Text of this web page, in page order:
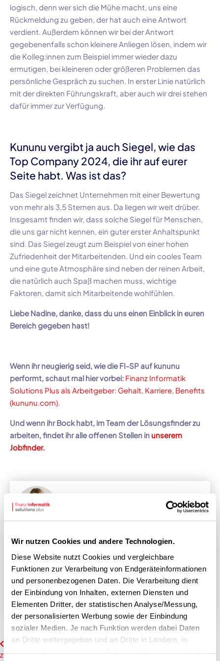
Wir nutzen Cookies und andere Technologien.
Diese Website nutzt Cookies und vergleichbare
Funktionen zur Verarbeitung von Endgeräteinformationen
und personenbezogenen Daten. Die Verarbeitung dient
der Einbindung von Inhalten, externen Diensten und
Elementen Dritter, der statistischen Analyse/Messung,
der personalisierten Werbung sowie der Einbindung
sozialer Medien. Je nach Funktion werden dabei Daten
an Dritte weitergegeben und an Dritte in Ländern, in
logisch, denn wer sich die Mühe macht, uns eine
Rückmeldung zu geben, der hat auch eine Antwort
verdient. Außerdem können wir bei der Antwort
gegebenenfalls schon kleinere Anliegen lösen, indem wir
die Kolleg:innen zum Beispiel immer wieder dazu
ermutigen, bei kleineren oder größeren Problemen das
persönliche Gespräch zu suchen. In erster Linie natürlich
mit der direkten Führungskraft, aber auch wir drei stehen
dafür immer zur Verfügung.
Kununuvergibt ja auch Siegel, wie das
Top Company 2024, die ihr auf eurer
Seite habt. Was ist das?
Das Siegel zeichnet Unternehmen mit einer Bewertung
von mehr als 3,5 Sternen aus. Da liegen wir weit drüber.
Insgesamt finden wir, dass solche Siegel für Menschen,
die uns gar nicht kennen, ein guter erster Anhaltspunkt
sind. Das Siegel zeugt zum Beispiel von einer hohen
Zufriedenheit der Mitarbeitenden. Und ein cooles Team
und eine gute Atmosphäre sind neben der reinen Arbeit,
die natürlich auch Spaß machen muss, wichtige
Faktoren, damit sich Mitarbeitende wohlfühlen.
Liebe Nadine, danke, dass du uns einen Einblick in euren
Bereich gegeben hast!
Wenn ihr neugierig seid, wie die FI-SP auf kununu
performt, schaut mal hier vorbei: Finanz Informatik
Solutions Plus als Arbeitgeber: Gehalt, Karriere, Benefits
(kununu.com).
Und wenn ihr Bock habt, im Team derLösungsfinderzu
arbeiten, findet ihr alle offenen Stellen in unserem
Jobfinder.
Nadine ist Personalerin an unserem Standort
Frankfurt. Sie kümmert sich um die Erstellung
und gezielte Platzierung von Stellenanzeigen,
sorgt für einen reibungslosen
Vertragsprozess und ist Ansprechpartnerin
für Auszubildene und Dual Studierende.
vorheriger Beitrag
zur Übersicht